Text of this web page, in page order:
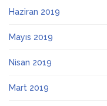
Haziran 2019
Mayıs 2019
Nisan 2019
Mart 2019